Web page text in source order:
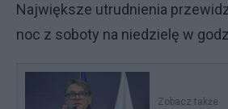
Największe utrudnienia
noc z soboty na niedzielę w
Zobacz także